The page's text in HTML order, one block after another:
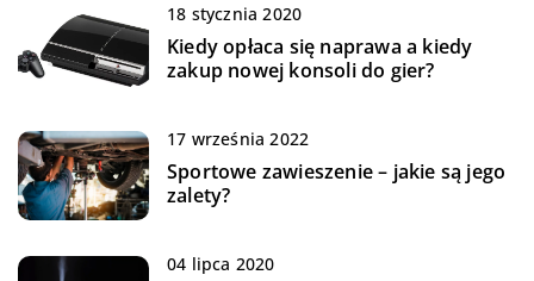
18 stycznia 2020
Kiedy opłaca się naprawa a kiedy
zakup nowej konsoli do gier?
17 września 2022
Sportowe zawieszenie – jakie są jego
zalety?
04 lipca 2020